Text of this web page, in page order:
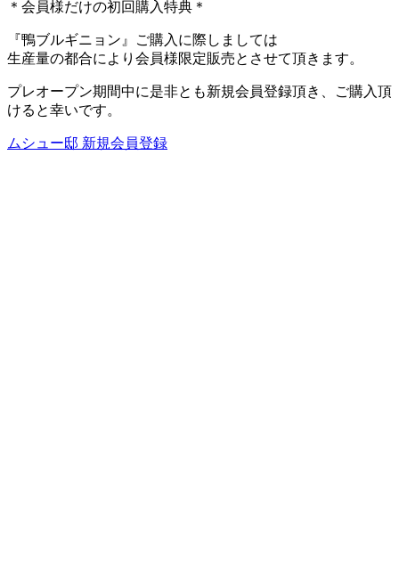
＊会員様だけの初回購入特典＊
『鴨ブルギニョン』ご購入に際しましては
生産量の都合により会員様限定販売とさせて頂きます。
プレオープン期間中に是非とも新規会員登録頂き、ご購入頂
けると幸いです。
ムシュー邸 新規会員登録